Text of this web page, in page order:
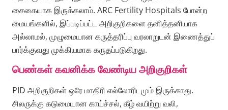
சைகையாக இருக்கலாம். ARC Fertility Hospitals போன்ற
மையங்களில், இப்படிப்பட்ட அறிகுறிகளை தனித்தனியாக
அல்லாமல், முழுமையான கருத்தரிப்பு வரலாறுடன் இணைத்துப்
பார்க்குவது முக்கியமாக கருதப்படுகிறது.
பெண்கள் கவனிக்க வேண்டிய அறிகுறிகள்
PID அறிகுறிகள் ஒரே மாதிரி எல்லோரிடமும் இருக்காது.
சிலருக்கு கடுமையான காய்ச்சல், கீழ் வயிற்று வலி,